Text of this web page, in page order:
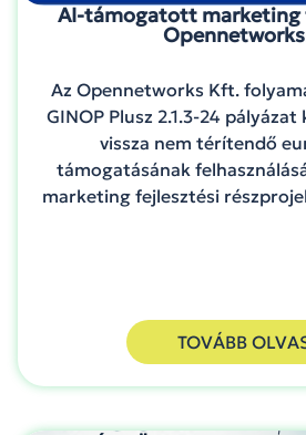
AI-támogatott marketing
Az Opennetworks Kft.
GINOP Plusz 2.1.3-24
vissza nem térítendő
támogatásának
marketing fejlesztési
TOVÁBB